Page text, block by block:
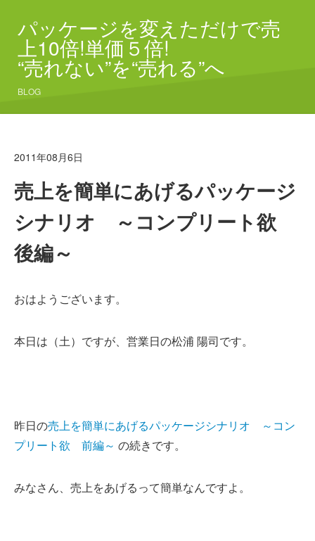
パッケージを変えただけで売
上10倍!単価５倍!
“売れない”を“売れる”へ
BLOG
2011年08月6日
売上を簡単にあげるパッケージ
シナリオ ～コンプリート欲
後編～
おはようございます。
本日は（土）ですが、営業日の松浦 陽司です。
昨日の売上を簡単にあげるパッケージシナリオ ～コン
プリート欲 前編～ の続きです。
みなさん、売上をあげるって簡単なんですよ。